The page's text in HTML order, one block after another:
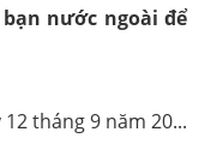
nước ngoài để
tháng 9 năm 20...